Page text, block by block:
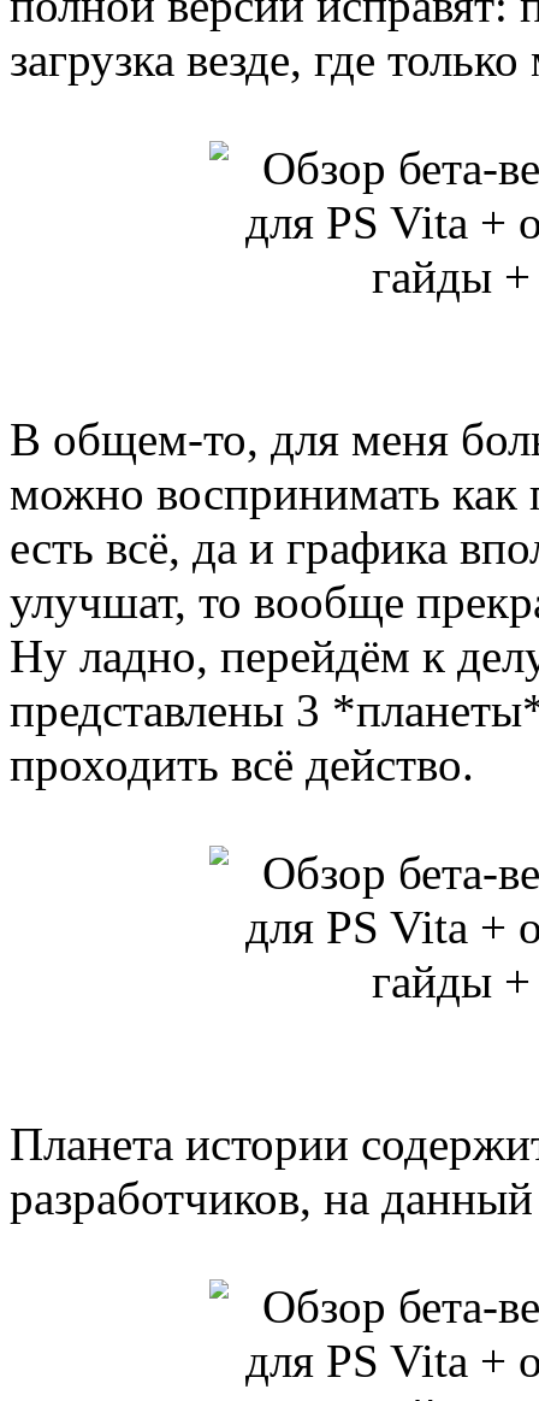
загрузка везде, где
В общем-то, для меня
можно воспринимать как
есть всё, да и графика
улучшат, то вообще
Ну ладно, перейдём к
представлены 3
проходить всё действо.
Планета истории
разработчиков, на